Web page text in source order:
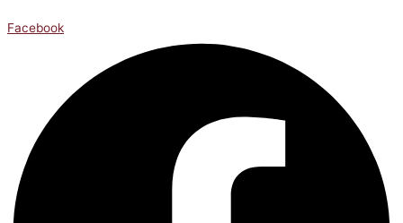
Facebook